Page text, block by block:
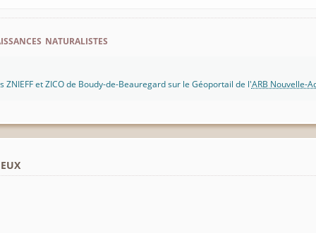
naturalistes
ZNIEFF et ZICO de Boudy-de-Beauregard sur le Géoportail de l'ARB Nouvelle-